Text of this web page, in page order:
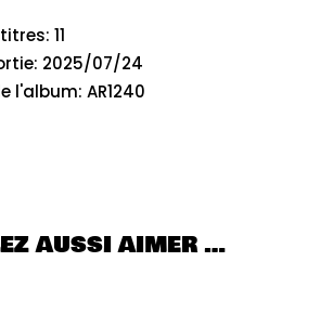
: 11
: 2025/07/24
l'album: AR1240
AUSSI AIMER …